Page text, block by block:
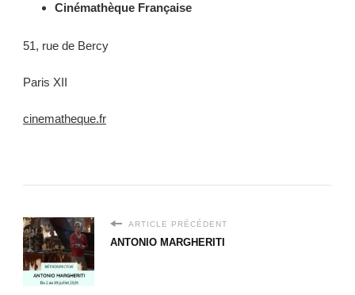
Cinémathèque Française
51, rue de Bercy
Paris XII
cinematheque.fr
ARTICLE PRÉCÉDENT
ANTONIO MARGHERITI